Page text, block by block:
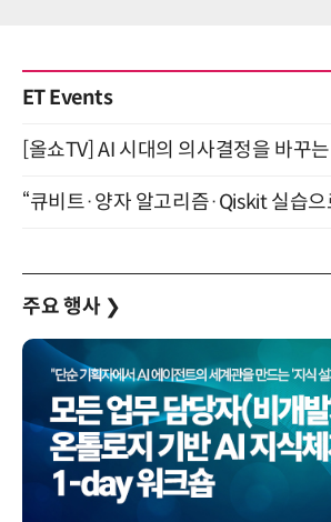
ET Events
주요 행사 ❯